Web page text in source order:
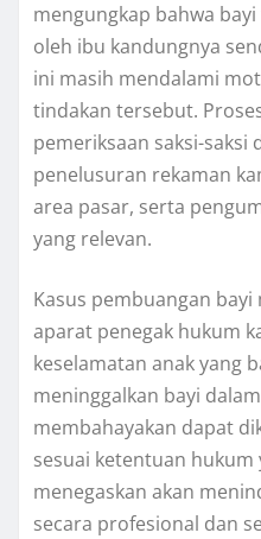
mengungkap bahwa
oleh ibu kandungnya
ini masih mendalami
tindakan tersebut.
pemeriksaan saksi-saksi
penelusuran rekaman
area pasar, serta
yang relevan.
Kasus pembuangan
aparat penegak hukum
keselamatan anak yang
meninggalkan bayi
membahayakan dapat
sesuai ketentuan hukum
menegaskan akan
secara profesional dan